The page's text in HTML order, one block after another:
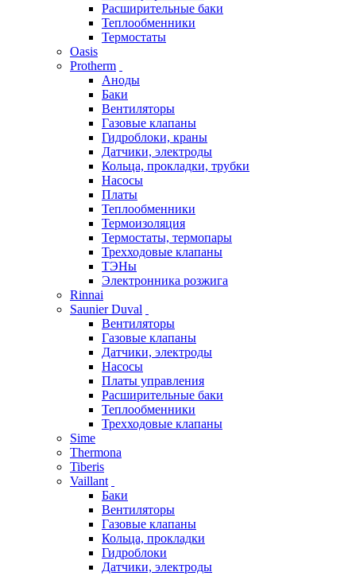
Расширительные баки
Теплообменники
Термостаты
Oasis
Protherm
Аноды
Баки
Вентиляторы
Газовые клапаны
Гидроблоки, краны
Датчики, электроды
Кольца, прокладки, трубки
Насосы
Платы
Теплообменники
Термоизоляция
Термостаты, термопары
Трехходовые клапаны
ТЭНы
Электронника розжига
Rinnai
Saunier Duval
Вентиляторы
Газовые клапаны
Датчики, электроды
Насосы
Платы управления
Расширительные баки
Теплообменники
Трехходовые клапаны
Sime
Thermona
Tiberis
Vaillant
Баки
Вентиляторы
Газовые клапаны
Кольца, прокладки
Гидроблоки
Датчики, электроды